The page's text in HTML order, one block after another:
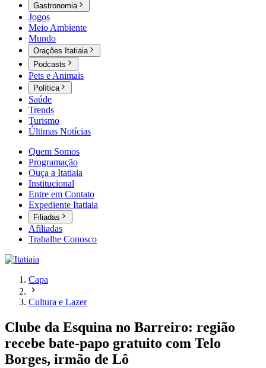
Gastronomia
Jogos
Meio Ambiente
Mundo
Orações Itatiaia
Podcasts
Pets e Animais
Política
Saúde
Trends
Turismo
Últimas Notícias
Quem Somos
Programação
Ouça a Itatiaia
Institucional
Entre em Contato
Expediente Itatiaia
Filiadas
Afiliadas
Trabalhe Conosco
Capa
Cultura e Lazer
Clube da Esquina no Barreiro: região
recebe bate-papo gratuito com Telo
Borges, irmão de Lô